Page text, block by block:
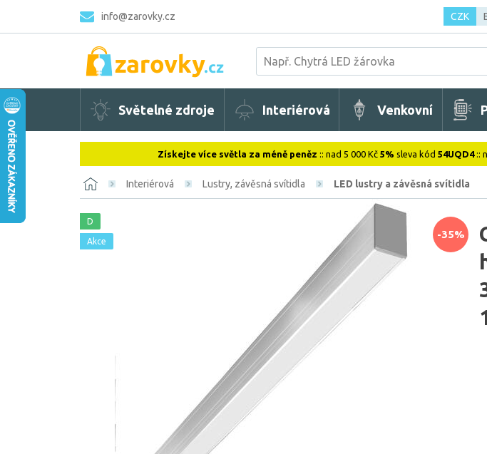
info@zarovky.cz CZK
Světelné zdroje Interiérová Venkovní
Získejte více světla za méně peněz :: nad 5 000 Kč 5% sleva kód 54UQD4::
Interiérová Lustry, závěsná svítidla LED lustry a závěsná svítidla
-35%
D
Akce